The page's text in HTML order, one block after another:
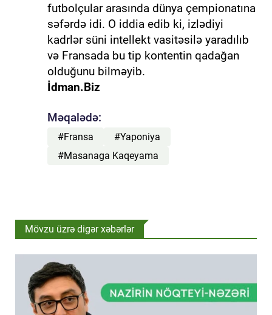
futbolçular arasında dünya çempionatına
səfərdə idi. O iddia edib ki, izlədiyi
kadrlər süni intellekt vasitəsilə yaradılıb
və Fransada bu tip kontentin qadağan
olduğunu bilməyib.
İdman.Biz
Məqalədə:
#Fransa
#Yaponiya
#Masanaga Kaqeyama
Mövzu üzrə digər xəbərlər